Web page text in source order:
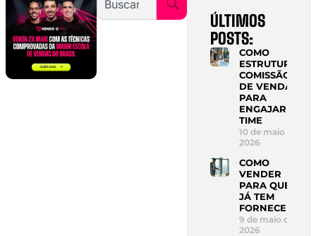
ÚLTIMOS
POSTS:
COMO
ESTRUTURAR
COMISSÃO
DE VENDAS
PARA
ENGAJAR
TIME
10 de maio de
2026
COMO
VENDER
PARA QUEM
JÁ TEM
FORNECEDOR
9 de maio de
2026